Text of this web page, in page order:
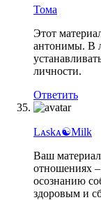
Тома
Этот
антонимы. В
личности.
Ответить
Lᴀskᴀ☯︎Milk
Ваш материал
отношениях
осознанию
здоровым и